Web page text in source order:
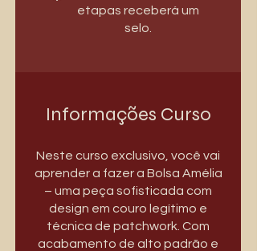
etapas receberá um
selo.
Informações Curso
Neste curso exclusivo, você vai
aprender a fazer a Bolsa Amélia
– uma peça sofisticada com
design em couro legítimo e
técnica de patchwork. Com
acabamento de alto padrão e